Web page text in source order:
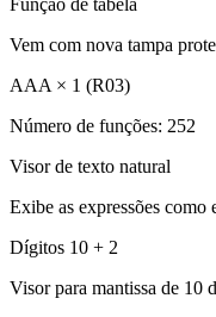
Função de tabela
Vem com nova tampa
AAA × 1 (R03)
Número de funções: 252
Visor de texto natural
Exibe as expressões como
Dígitos 10 + 2
Visor para mantissa de 10